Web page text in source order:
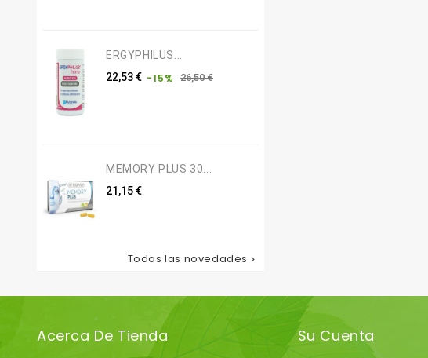
ERGYPHILUS...
Precio
22,53 € -15%
Precio
26,50 €
MEMORY PLUS 30...
Precio
21,15 €
Todas las novedades 
Acerca De Tienda Su Cuenta